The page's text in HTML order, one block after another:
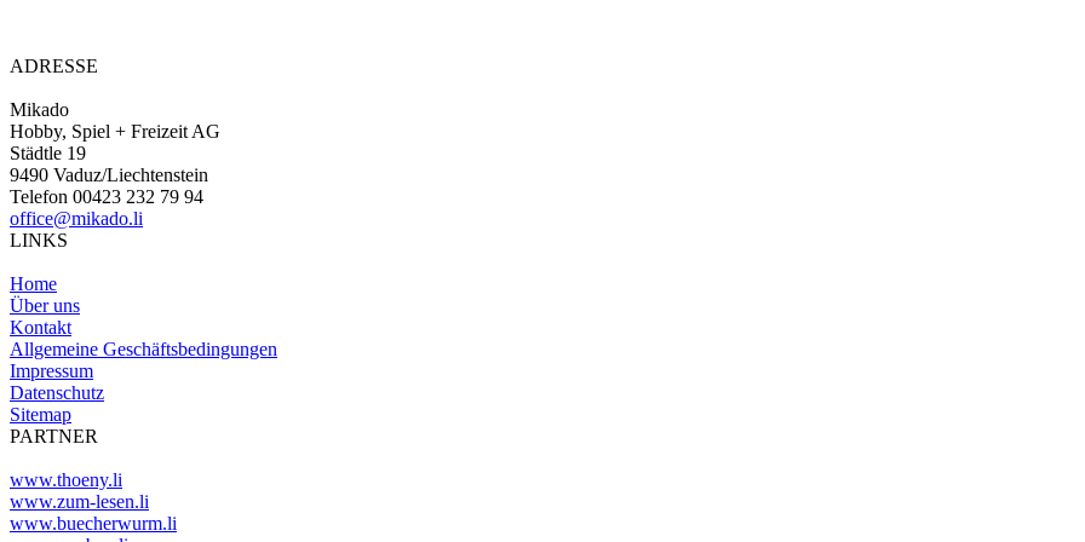
ADRESSE
Mikado
Hobby, Spiel + Freizeit AG
Städtle 19
9490 Vaduz/Liechtenstein
Telefon 00423 232 79 94
office@mikado.li
LINKS
Home
Über uns
Kontakt
Allgemeine Geschäftsbedingungen
Impressum
Datenschutz
Sitemap
PARTNER
www.thoeny.li
www.zum-lesen.li
www.buecherwurm.li